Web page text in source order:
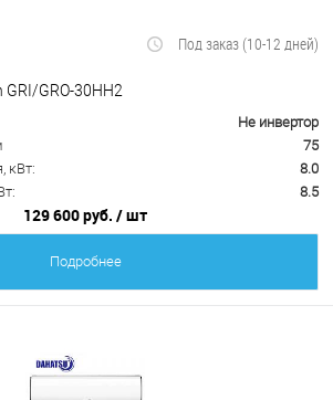
Под заказ (10-12 дней)
GRI/GRO-30HH2
Не инвертор
75
кВт:
8.0
8.5
129 600 руб. / шт
Подробнее